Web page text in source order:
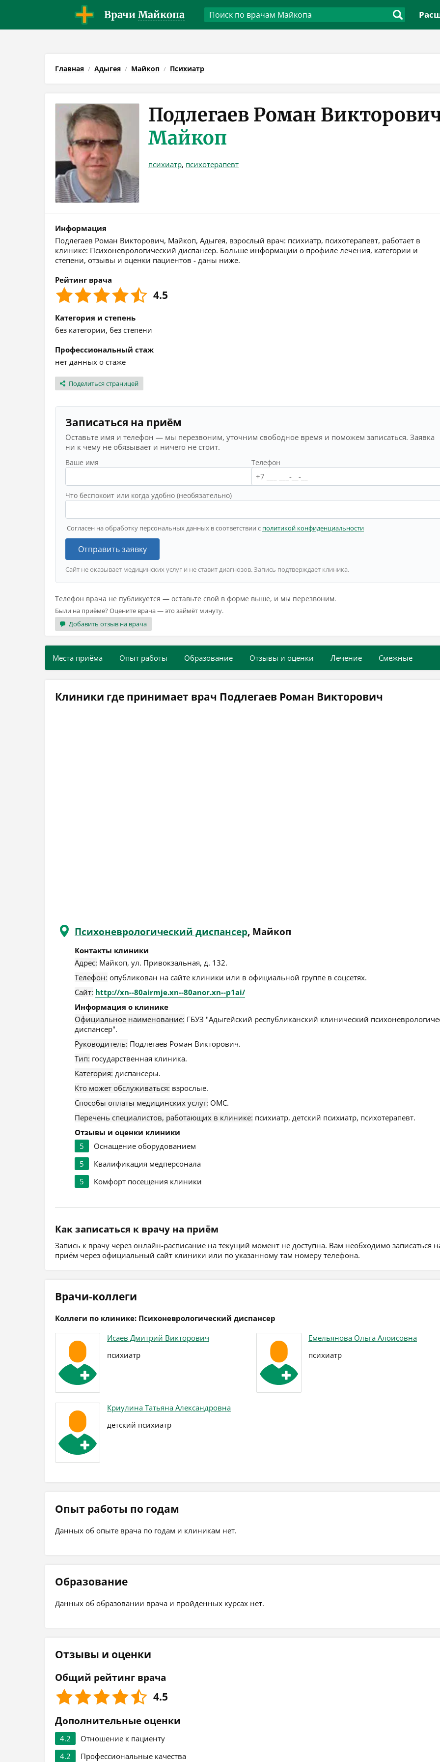
Врачи Майкопа
Главная Адыгея Майкоп Психиатр
Подлегаев Роман
Майкоп
психиатр, психотерапевт
Информация
Подлегаев Роман Викторович, Майкоп, Адыгея, взрослый врач: психиатр, психотерапевт, работает в
клинике: Психоневрологический диспансер. Больше информации о профиле лечения, категории и
степени, отзывы и оценки пациентов - даны ниже.
Рейтинг врача
4.5
Категория и степень
без категории, без степени
Профессиональный стаж
нет данных о стаже
Поделиться страницей
Записаться на приём
Оставьте имя и телефон — мы перезвоним, уточним свободное время и поможем записаться. Заявка
ни к чему не обязывает и ничего не стоит.
Ваше имя Телефон
Что беспокоит или когда удобно (необязательно)
Согласен на обработку персональных данных в соответствии с политикой конфиденциальности
Отправить заявку
Сайт не оказывает медицинских услуг и не ставит диагнозов. Запись подтверждает клиника.
Телефон врача не публикуется — оставьте свой в форме выше, и мы перезвоним.
Были на приёме? Оцените врача — это займёт минуту.
Добавить отзыв на врача
Места приёма Опыт работы Образование Отзывы и оценки Лечение Смежные
Клиники где принимает врач Подлегаев Роман Викторович
Психоневрологический диспансер, Майкоп
Контакты клиники
Адрес: Майкоп, ул. Привокзальная, д. 132.
Телефон: опубликован на сайте клиники или в официальной группе в соцсетях.
Сайт: http://xn--80airmje.xn--80anor.xn--p1ai/
Информация о клинике
Официальное наименование: ГБУЗ "Адыгейский республиканский клинический
диспансер".
Руководитель: Подлегаев Роман Викторович.
Тип: государственная клиника.
Категория: диспансеры.
Кто может обслуживаться: взрослые.
Способы оплаты медицинских услуг: ОМС.
Перечень специалистов, работающих в клинике: психиатр, детский психиатр, психотерапевт.
Отзывы и оценки клиники
5
Оснащение оборудованием
5
Квалификация медперсонала
5
Комфорт посещения клиники
Как записаться к врачу на приём
Запись к врачу через онлайн-расписание на текущий момент не доступна. Вам необходимо записаться
приём через официальный сайт клиники или по указанному там номеру телефона.
Врачи-коллеги
Коллеги по клинике: Психоневрологический диспансер
Исаев Дмитрий Викторович
психиатр
Емельянова Ольга Алоисовна
психиатр
Криулина Татьяна Александровна
детский психиатр
Опыт работы по годам
Данных об опыте врача по годам и клиникам нет.
Образование
Данных об образовании врача и пройденных курсах нет.
Отзывы и оценки
Общий рейтинг врача
4.5
Дополнительные оценки
4.2
Отношение к пациенту
4.2
Профессиональные качества